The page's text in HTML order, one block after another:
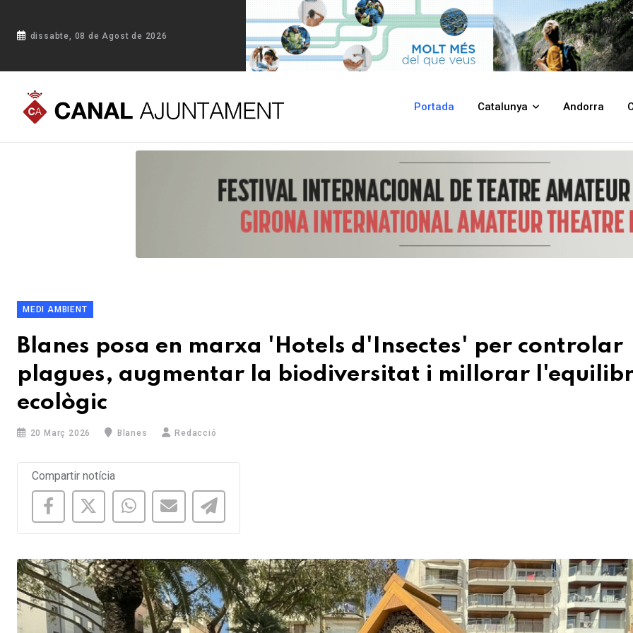
dissabte, 08 de Agost de 2026
Portada Catalunya Andorra
Portada Blog Blanes posa en marxa 'Hotels d'Insectes' per controlar plagues, augmentar la biodiversitat i millorar l'equilibri
MEDI AMBIENT
Blanes posa en marxa 'Hotels d'Insectes' per controlar
plagues, augmentar la biodiversitat i millorar
ecològic
20 Març 2026 Blanes Redacció
Compartir notícia